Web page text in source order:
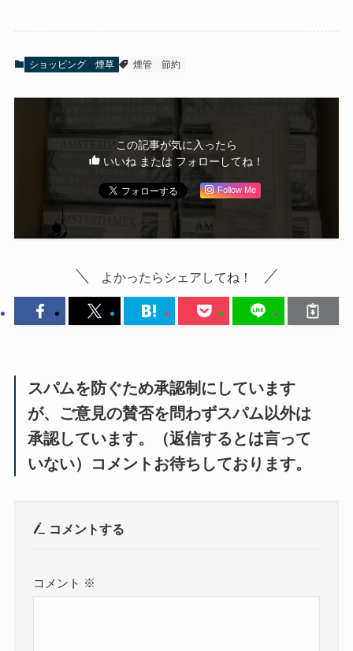
ショッピング 煙草 煙管 節約
この記事が気に入ったら
いいね または フォローしてね！
Follow Me
よかったらシェアしてね！
スパムを防ぐため承認制にしています
が、ご意見の賛否を問わずスパム以外は
承認しています。（返信するとは言って
いない）コメントお待ちしております。
コメントする
コメント ※